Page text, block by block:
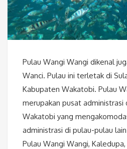
Pulau Wangi Wangi dikenal
Wanci. Pulau ini terletak di
Kabupaten Wakatobi. Pulau
merupakan pusat administrasi
Wakatobi yang
administrasi di pulau-pulau
Pulau Wangi Wangi,